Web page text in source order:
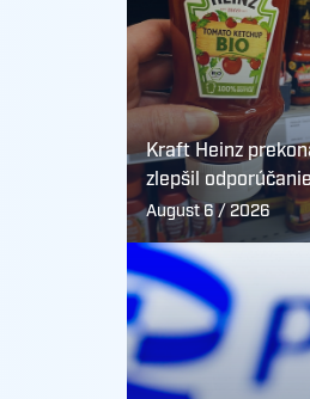
Kraft Heinz
zlepšil
August 6 / 2026